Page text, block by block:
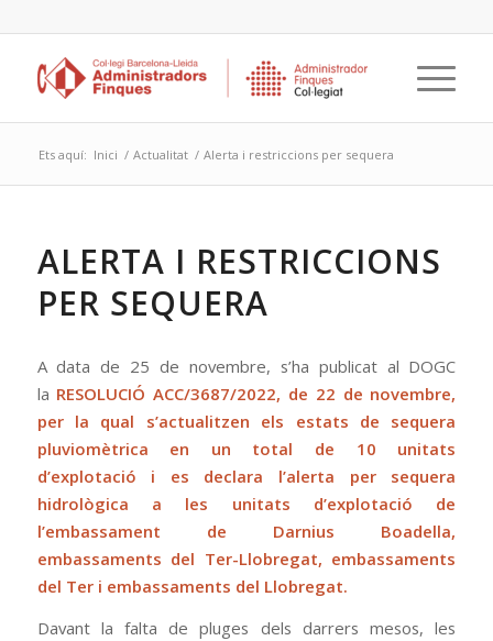
Ets aquí: Inici / Actualitat / Alerta i restriccions per sequera
ALERTA I RESTRICCIONS
PER SEQUERA
A data de 25 de novembre, s’ha publicat al DOGC
la RESOLUCIÓ ACC/3687/2022, de 22 de novembre,
per la qual s’actualitzen els estats de sequera
pluviomètrica en un total de 10 unitats
d’explotació i es declara l’alerta per sequera
hidrològica a les unitats d’explotació de
l’embassament de Darnius Boadella,
embassaments del Ter-Llobregat, embassaments
del Ter i embassaments del Llobregat.
Davant la falta de pluges dels darrers mesos, les